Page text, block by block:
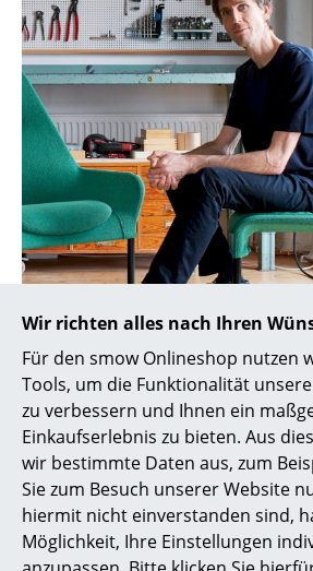
Wir richten alles nach Ihren
Für den smow Onlineshop nutzen
Tools, um die Funktionalität
zu verbessern und Ihnen ein
Einkaufserlebnis zu bieten. Aus
wir bestimmte Daten aus, zum
Sie zum Besuch unserer Website
hiermit nicht einverstanden sind,
Möglichkeit, Ihre Einstellungen
Hängeleuchten &
Tischleuchten
Schreibtischleuchten
Stehleuchten & Leseleuchten
Bodenleuchten
Wandleuchten
Akkuleuchten
... alle Leuchten
Betten
Doppelbetten
Einzelbetten
Stapelbetten
Designer Jonas Forsman